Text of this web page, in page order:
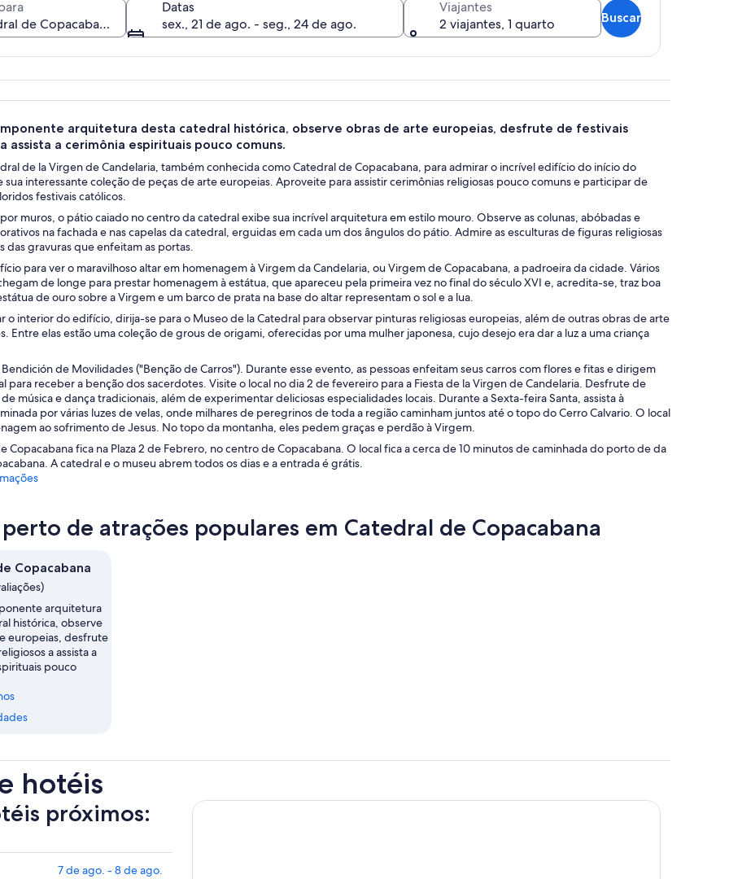
Datas
sex., 21 de ago. - seg., 24 de ago.
Viajantes
2 viajantes, 1 quarto
Buscar
arquitetura desta catedral histórica, observe obras de arte europeias, desfrute de festivais
assista a cerimônia espirituais pouco comuns.
de la Virgen de Candelaria, também conhecida como Catedral de Copacabana, para admirar o incrível edifício do início do
sua interessante coleção de peças de arte europeias. Aproveite para assistir cerimônias religiosas pouco comuns e participar de
festivais católicos.
muros, o pátio caiado no centro da catedral exibe sua incrível arquitetura em estilo mouro. Observe as colunas, abóbadas e
na fachada e nas capelas da catedral, erguidas em cada um dos ângulos do pátio. Admire as esculturas de figuras religiosas
das gravuras que enfeitam as portas.
para ver o maravilhoso altar em homenagem à Virgem da Candelaria, ou Virgem de Copacabana, a padroeira da cidade. Vários
de longe para prestar homenagem à estátua, que apareceu pela primeira vez no final do século XVI e, acredita-se, traz boa
de ouro sobre a Virgem e um barco de prata na base do altar representam o sol e a lua.
o interior do edifício, dirija-se para o Museo de la Catedral para observar pinturas religiosas europeias, além de outras obras de arte
Entre elas estão uma coleção de grous de origami, oferecidas por uma mulher japonesa, cujo desejo era dar a luz a uma criança
de Movilidades ("Benção de Carros"). Durante esse evento, as pessoas enfeitam seus carros com flores e fitas e dirigem
para receber a benção dos sacerdotes. Visite o local no dia 2 de fevereiro para a Fiesta de la Virgen de Candelaria. Desfrute de
música e dança tradicionais, além de experimentar deliciosas especialidades locais. Durante a Sexta-feira Santa, assista à
por várias luzes de velas, onde milhares de peregrinos de toda a região caminham juntos até o topo do Cerro Calvario. O local
ao sofrimento de Jesus. No topo da montanha, eles pedem graças e perdão à Virgem.
Copacabana fica na Plaza 2 de Febrero, no centro de Copacabana. O local fica a cerca de 10 minutos de caminhada do porto de da
A catedral e o museu abrem todos os dias e a entrada é grátis.
de atrações populares em Catedral de Copacabana
Copacabana
arquitetura
histórica, observe
europeias, desfrute
a assista a
pouco
hotéis
próximos:
7 de ago. - 8 de ago.